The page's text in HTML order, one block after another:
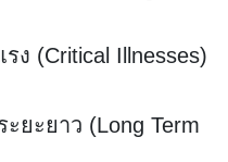
ง (Critical Illnesses)
ยะยาว (Long Term